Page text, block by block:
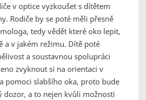
v optice vyzkoušet s dítětem
Rodiče by se poté měli přesně
tedy vědět které oko lepit,
a v jakém režimu. Dítě poté
a soustavnou spolupráci
zvyknout si na orientaci v
pomoci slabšího oka, proto bude
dozor, a to nejen kvůli možnosti